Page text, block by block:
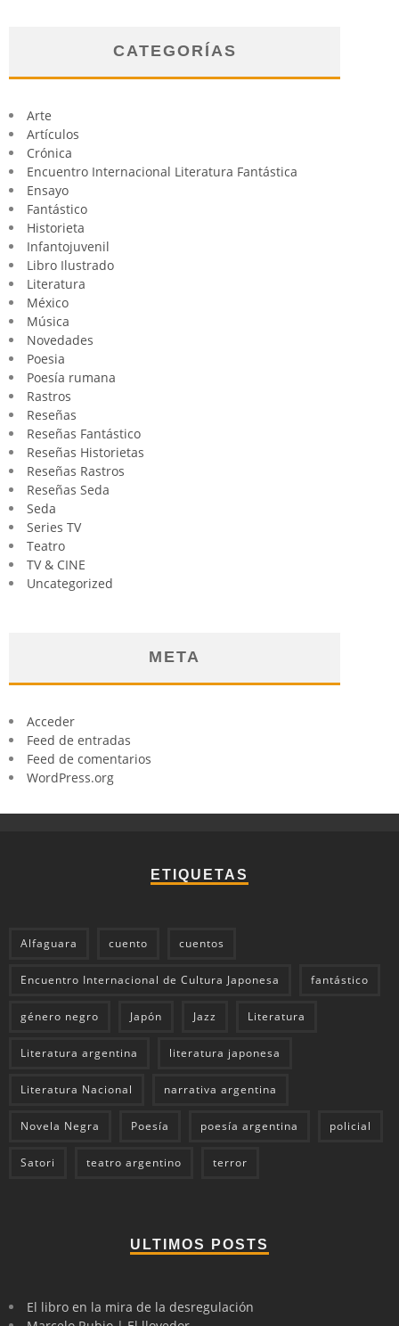
CATEGORÍAS
Arte
Artículos
Crónica
Encuentro Internacional Literatura Fantástica
Ensayo
Fantástico
Historieta
Infantojuvenil
Libro Ilustrado
Literatura
México
Música
Novedades
Poesia
Poesía rumana
Rastros
Reseñas
Reseñas Fantástico
Reseñas Historietas
Reseñas Rastros
Reseñas Seda
Seda
Series TV
Teatro
TV & CINE
Uncategorized
META
Acceder
Feed de entradas
Feed de comentarios
WordPress.org
ETIQUETAS
Alfaguara cuento cuentos
Encuentro Internacional de Cultura Japonesa fantástico
género negro Japón Jazz Literatura
Literatura argentina literatura japonesa
Literatura Nacional narrativa argentina
Novela Negra Poesía poesía argentina policial
Satori teatro argentino terror
ULTIMOS POSTS
El libro en la mira de la desregulación